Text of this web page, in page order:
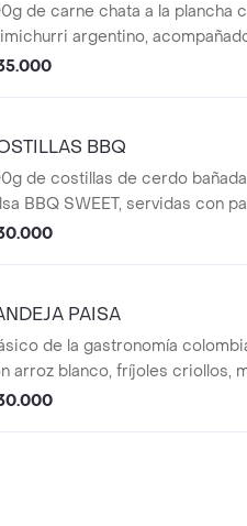
de carne chata a la plancha
argentino,
fritas en sal paprika,
BBQ
de costillas de cerdo
BBQ SWEET, servidas con
en sal paprika, aguacate,
PAISA
de la gastronomía
arroz blanco, fríjoles criollos,
chicharrón crocante, huevo